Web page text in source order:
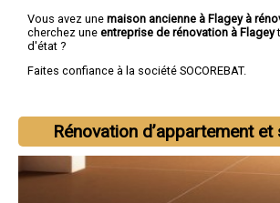
Vous avez une maison ancienne à Flagey à
cherchez une entreprise de rénovation à Flagey
d'état ?
Faites confiance à la société SOCOREBAT.
Rénovation d’appartement